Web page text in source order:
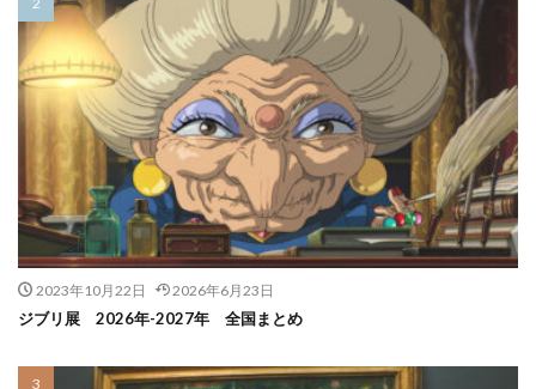
2023年10月22日 2026年6月23日
ジブリ展 2026年-2027年 全国まとめ